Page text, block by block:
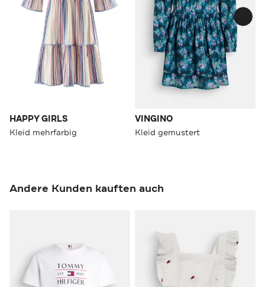
HAPPY GIRLS
Kleid mehrfarbig
VINGINO
Kleid gemustert
Andere Kunden kauften auch